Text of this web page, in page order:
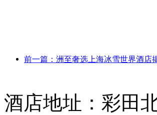
前一篇：洲至奢选上海冰雪世界酒店
酒店地址：彩田